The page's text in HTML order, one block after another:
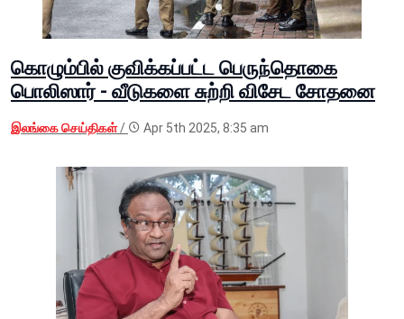
கொழும்பில் குவிக்கப்பட்ட பெருந்தொகை
பொலிஸார் - வீடுகளை சுற்றி விசேட சோதனை
இலங்கை செய்திகள்/ Apr 5th 2025, 8:35 am